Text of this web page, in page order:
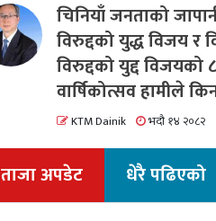
चिनियाँ जनताको
विरुद्दको युद्ध विजय र
विरुद्दको युद्द
वार्षिकोत्सव हामीले
KTM Dainik भदौ १४ २०८२
ताजा अपडेट धेरै पढिएको